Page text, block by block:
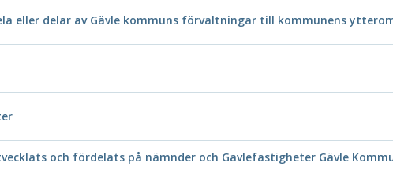
eller delar av Gävle kommuns förvaltningar till kommunens
och fördelats på nämnder och Gavlefastigheter Gävle